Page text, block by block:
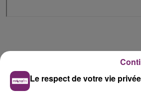
Le respect de votre vie